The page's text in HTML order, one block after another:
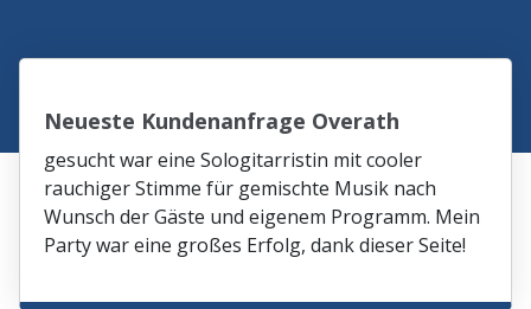
Neueste Kundenanfrage Overath
gesucht war eine Sologitarristin mit cooler
rauchiger Stimme für gemischte Musik nach
Wunsch der Gäste und eigenem Programm. Mein
Party war eine großes Erfolg, dank dieser Seite!